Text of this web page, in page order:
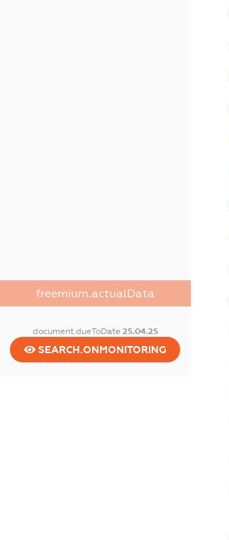
freemium.actualData
document.dueToDate 25.04.25
SEARCH.ONMONITORING